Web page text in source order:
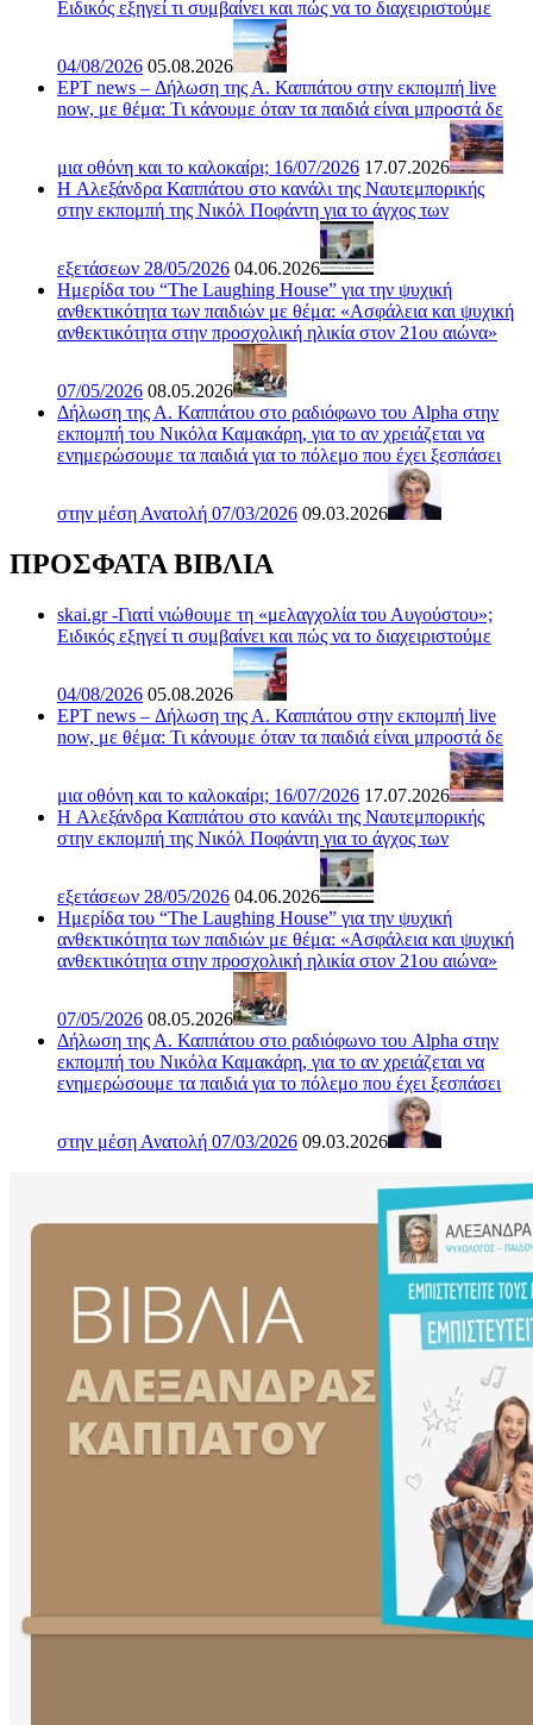
Ειδικός εξηγεί τι συμβαίνει και πώς να το διαχειριστούμε
04/08/2026 05.08.2026
ΕΡΤ news – Δήλωση της Α. Καππάτου στην εκπομπή live
now, με θέμα: Τι κάνουμε όταν τα παιδιά είναι μπροστά δε
μια οθόνη και το καλοκαίρι; 16/07/2026 17.07.2026
H Αλεξάνδρα Καππάτου στο κανάλι της Ναυτεμπορικής
στην εκπομπή της Νικόλ Ποφάντη για το άγχος των
εξετάσεων 28/05/2026 04.06.2026
Ημερίδα του “The Laughing House” για την ψυχική
ανθεκτικότητα των παιδιών με θέμα: «Ασφάλεια και ψυχική
ανθεκτικότητα στην προσχολική ηλικία στον 21ου αιώνα»
07/05/2026 08.05.2026
Δήλωση της Α. Καππάτου στο ραδιόφωνο του Alpha στην
εκπομπή του Νικόλα Καμακάρη, για το αν χρειάζεται να
ενημερώσουμε τα παιδιά για το πόλεμο που έχει ξεσπάσει
στην μέση Ανατολή 07/03/2026 09.03.2026
ΠΡΟΣΦΑΤΑ ΒΙΒΛΙΑ
skai.gr -Γιατί νιώθουμε τη «μελαγχολία του Αυγούστου»;
Ειδικός εξηγεί τι συμβαίνει και πώς να το διαχειριστούμε
04/08/2026 05.08.2026
ΕΡΤ news – Δήλωση της Α. Καππάτου στην εκπομπή live
now, με θέμα: Τι κάνουμε όταν τα παιδιά είναι μπροστά δε
μια οθόνη και το καλοκαίρι; 16/07/2026 17.07.2026
H Αλεξάνδρα Καππάτου στο κανάλι της Ναυτεμπορικής
στην εκπομπή της Νικόλ Ποφάντη για το άγχος των
εξετάσεων 28/05/2026 04.06.2026
Ημερίδα του “The Laughing House” για την ψυχική
ανθεκτικότητα των παιδιών με θέμα: «Ασφάλεια και ψυχική
ανθεκτικότητα στην προσχολική ηλικία στον 21ου αιώνα»
07/05/2026 08.05.2026
Δήλωση της Α. Καππάτου στο ραδιόφωνο του Alpha στην
εκπομπή του Νικόλα Καμακάρη, για το αν χρειάζεται να
ενημερώσουμε τα παιδιά για το πόλεμο που έχει ξεσπάσει
στην μέση Ανατολή 07/03/2026 09.03.2026